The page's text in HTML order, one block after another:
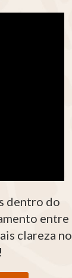
dentro do
entre
clareza no